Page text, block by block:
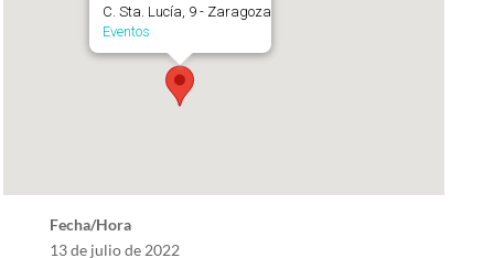
C. Sta. Lucía, 9 - Zaragoza
Eventos
Fecha/Hora
13 de julio de 2022